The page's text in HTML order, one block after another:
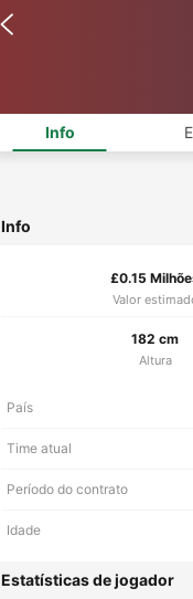
Info
Info
£0.15
Valor
182 cm
Altura
País
Time atual
Período do contrato
Idade
Estatísticas de jogador